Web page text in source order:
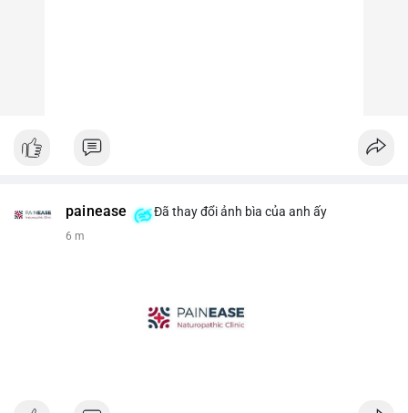
painease Đã thay đổi ảnh bìa của anh ấy
6 m